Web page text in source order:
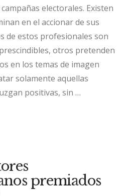
electorales. Existen
en el accionar de sus
de estos profesionales son
otros pretenden
en los temas de imagen
solamente aquellas
positivas, sin …
premiados